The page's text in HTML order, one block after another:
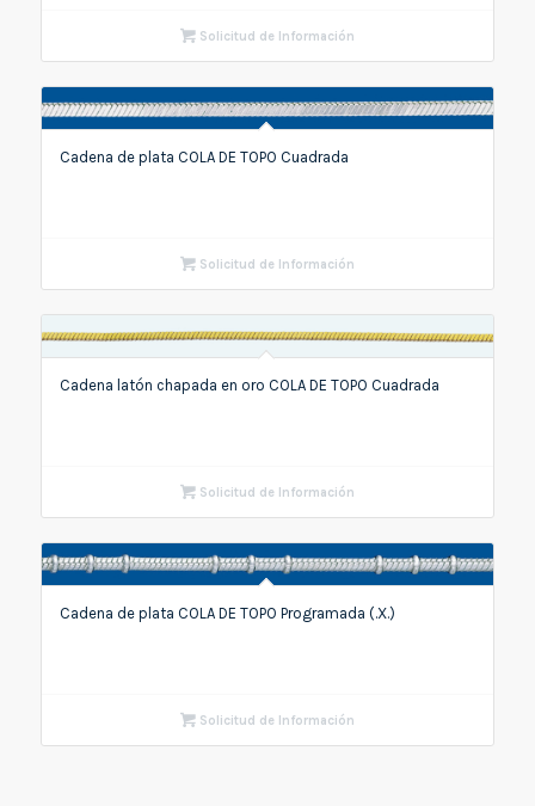
Solicitud de Información
Cadena de plata COLA DE TOPO Cuadrada
Solicitud de Información
Cadena latón chapada en oro COLA DE TOPO Cuadrada
Solicitud de Información
Cadena de plata COLA DE TOPO Programada (.X.)
Solicitud de Información